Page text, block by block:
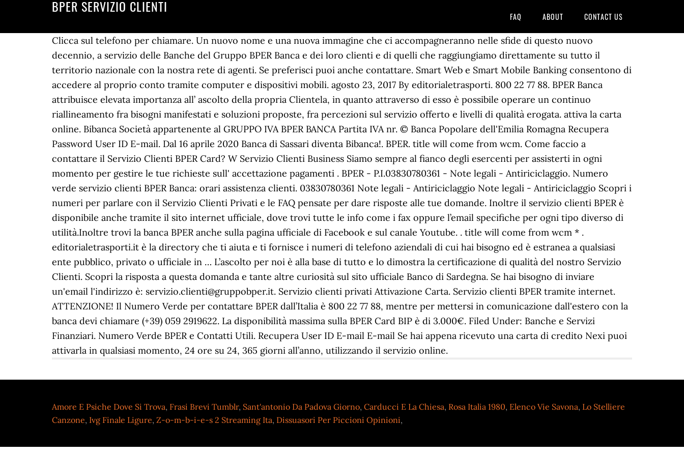
BPER SERVIZIO CLIENTI
FAQ ABOUT CONTACT US
Clicca sul telefono per chiamare. Un nuovo nome e una nuova immagine che ci accompagneranno nelle sfide di questo nuovo
decennio, a servizio delle Banche del Gruppo BPER Banca e dei loro clienti e di quelli che raggiungiamo direttamente su tutto il
territorio nazionale con la nostra rete di agenti. Se preferisci puoi anche contattare. Smart Web e Smart Mobile Banking consentono di
accedere al proprio conto tramite computer e dispositivi mobili. agosto 23, 2017 By editorialetrasporti. 800 22 77 88. BPER Banca
attribuisce elevata importanza all’ ascolto della propria Clientela, in quanto attraverso di esso è possibile operare un continuo
riallineamento fra bisogni manifestati e soluzioni proposte, fra percezioni sul servizio offerto e livelli di qualità erogata. attiva la carta
online. Bibanca Società appartenente al GRUPPO IVA BPER BANCA Partita IVA nr. © Banca Popolare dell'Emilia Romagna Recupera
Password User ID E-mail. Dal 16 aprile 2020 Banca di Sassari diventa Bibanca!. BPER. title will come from wcm. Come faccio a
contattare il Servizio Clienti BPER Card? W Servizio Clienti Business Siamo sempre al fianco degli esercenti per assisterti in ogni
momento per gestire le tue richieste sull' accettazione pagamenti . BPER - P.I.03830780361 - Note legali - Antiriciclaggio. Numero
verde servizio clienti BPER Banca: orari assistenza clienti. 03830780361 Note legali - Antiriciclaggio Note legali - Antiriciclaggio Scopri i
numeri per parlare con il Servizio Clienti Privati e le FAQ pensate per dare risposte alle tue domande. Inoltre il servizio clienti BPER è
disponibile anche tramite il sito internet ufficiale, dove trovi tutte le info come i fax oppure l’email specifiche per ogni tipo diverso di
utilità.Inoltre trovi la banca BPER anche sulla pagina ufficiale di Facebook e sul canale Youtube. . title will come from wcm * .
editorialetrasporti.it è la directory che ti aiuta e ti fornisce i numeri di telefono aziendali di cui hai bisogno ed è estranea a qualsiasi
ente pubblico, privato o ufficiale in … L’ascolto per noi è alla base di tutto e lo dimostra la certificazione di qualità del nostro Servizio
Clienti. Scopri la risposta a questa domanda e tante altre curiosità sul sito ufficiale Banco di Sardegna. Se hai bisogno di inviare
un'email l'indirizzo è: servizio.clienti@gruppobper.it. Servizio clienti privati Attivazione Carta. Servizio clienti BPER tramite internet.
ATTENZIONE! Il Numero Verde per contattare BPER dall’Italia è 800 22 77 88, mentre per mettersi in comunicazione dall'estero con la
banca devi chiamare (+39) 059 2919622. La disponibilità massima sulla BPER Card BIP è di 3.000€. Filed Under: Banche e Servizi
Finanziari. Numero Verde BPER e Contatti Utili. Recupera User ID E-mail E-mail Se hai appena ricevuto una carta di credito Nexi puoi
attivarla in qualsiasi momento, 24 ore su 24, 365 giorni all’anno, utilizzando il servizio online.
Amore E Psiche Dove Si Trova, Frasi Brevi Tumblr, Sant'antonio Da Padova Giorno, Carducci E La Chiesa, Rosa Italia 1980, Elenco Vie Savona, Lo Stelliere
Canzone, Ivg Finale Ligure, Z-o-m-b-i-e-s 2 Streaming Ita, Dissuasori Per Piccioni Opinioni,